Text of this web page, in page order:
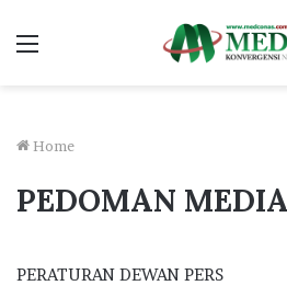
Menu
Home
PEDOMAN
PERATURAN DEWAN PERS